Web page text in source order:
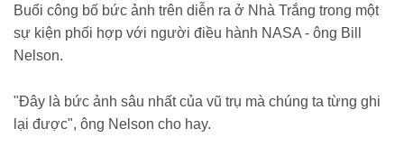
Buổi công bố bức ảnh trên diễn ra ở Nhà Trắng trong một
sự kiện phối hợp với người điều hành NASA - ông Bill
Nelson.
"Đây là bức ảnh sâu nhất của vũ trụ mà chúng ta từng ghi
lại được", ông Nelson cho hay.